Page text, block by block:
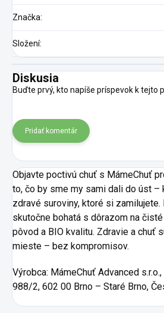
Značka:
Složení:
Diskusia
Buďte prvý, kto napíše príspevok k tejto
Pridať komentár
Objavte poctivú chuť s MámeChuť
to, čo by sme my sami dali do úst –
zdravé suroviny, ktoré si zamilujete.
skutočne bohatá s dôrazom na
pôvod a BIO kvalitu. Zdravie a chuť
mieste – bez kompromisov.
Výrobca: MámeChuť Advanced
988/2, 602 00 Brno – Staré Brno,